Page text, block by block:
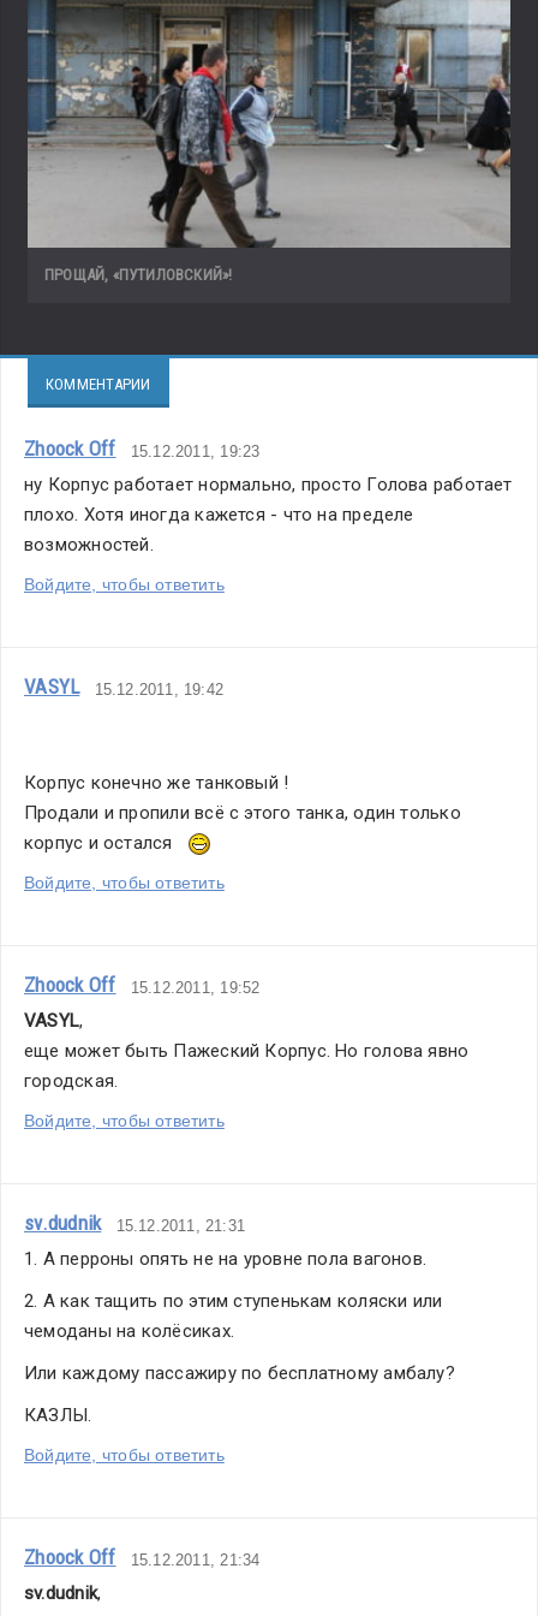
часов»,
мы
Сергеем
Вагановым
услышали
из
сотрудников
объекта
реконструкции
–
конец
года.
Тогда
о
честно
сказали
человеку.
«А
нет
выхода»,
—
был
ответ.
что
выход
есть
всегда,
но
На
дворе
что
на
ПРОЩАЙ, «ПУТИЛОВСКИЙ»!
КОММЕНТАРИИ
Zhoock Off 15.12.2011, 19:23
ну Корпус работает нормально, просто Голова работает
плохо. Хотя иногда кажется - что на пределе
возможностей.
Войдите, чтобы ответить
VASYL 15.12.2011, 19:42
Корпус конечно же танковый !
Продали и пропили всё с этого танка, один только
корпус и остался
Войдите, чтобы ответить
Zhoock Off 15.12.2011, 19:52
VASYL,
еще может быть Пажеский Корпус. Но голова явно
городская.
Войдите, чтобы ответить
sv.dudnik 15.12.2011, 21:31
1. А перроны опять не на уровне пола вагонов.
2. А как тащить по этим ступенькам коляски или
чемоданы на колёсиках.
Или каждому пассажиру по бесплатному амбалу?
КАЗЛЫ.
Войдите, чтобы ответить
Zhoock Off 15.12.2011, 21:34
sv.dudnik,